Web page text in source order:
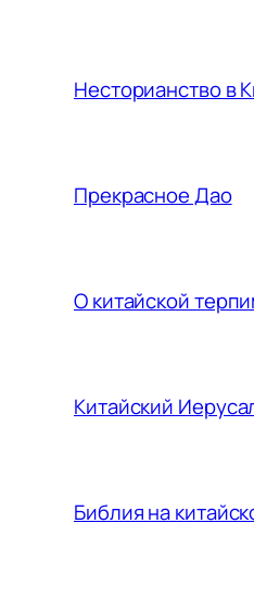
Несторианство в
Прекрасное Дао
О китайской
Китайский
Библия на